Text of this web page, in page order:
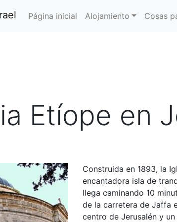
Página inicial Alojamiento Cosas
Etíope en
Construida en 1893, la
encantadora isla de
llega caminando 10
de la carretera de Jaffa
centro de Jerusalén y